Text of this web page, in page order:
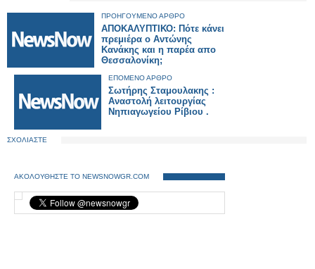
ΠΡΟΗΓΟΥΜΕΝΟ ΑΡΘΡΟ
ΑΠΟΚΑΛΥΠΤΙΚΟ: Πότε κάνει
πρεμιέρα ο Αντώνης
Κανάκης και η παρέα απο
Θεσσαλονίκη;
ΕΠΟΜΕΝΟ ΑΡΘΡΟ
Σωτήρης Σταμουλακης :
Αναστολή λειτουργίας
Νηπιαγωγείου Ρίβιου .
ΣΧΟΛΙΑΣΤΕ
ΑΚΟΛΟΥΘΗΣΤΕ ΤΟ NEWSNOWGR.COM